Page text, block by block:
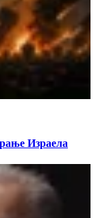
Израела